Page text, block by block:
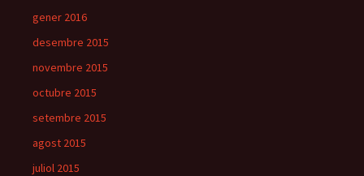
gener 2016
desembre 2015
novembre 2015
octubre 2015
setembre 2015
agost 2015
juliol 2015